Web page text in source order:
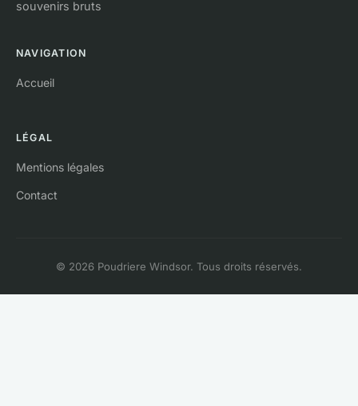
souvenirs bruts
NAVIGATION
Accueil
LÉGAL
Mentions légales
Contact
© 2026 Poudriere Windsor. Tous droits réservés.